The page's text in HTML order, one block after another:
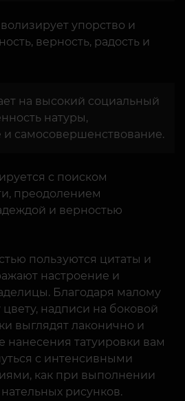
упорство и
верность, радость и
на высокий социальный
натуры,
самосовершенствование.
с поиском
преодолением
и верностью
пользуются цитаты и
настроение и
Благодаря малому
надписи на боковой
выглядят лаконично и
нанесения татуировки вам
с интенсивными
как при выполнении
рисунков.